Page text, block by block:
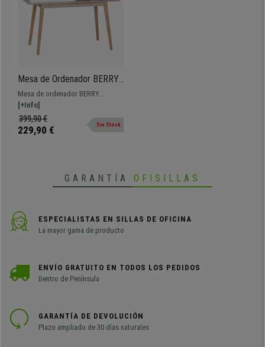
Mesa de Ordenador BERRY,
Diseño Escandinavo,
Dimensiones 120x55x79
cm, en Madera color Roble
Mesa de ordenador BERRY.
Dimensiones 120x55 y 79 cm de
altura. Un estupendo modelo de
diseño escandinavo con espacio
[+Info]
399,90 €
229,90 € Sin Stock
GARANTÍA OFISILLAS
ESPECIALISTAS EN SILLAS DE OFICINA
La mayor gama de producto
ENVÍO GRATUITO EN TODOS LOS PEDIDOS
Dentro de Península
GARANTÍA DE DEVOLUCIÓN
Plazo ampliado de 30 días naturales